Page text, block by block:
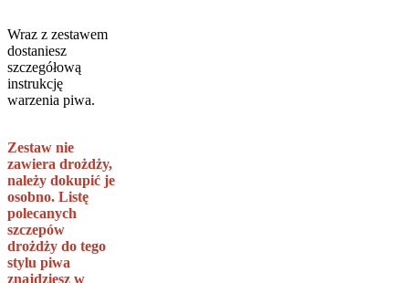
Wraz z zestawem
dostaniesz
szczegółową
instrukcję
warzenia piwa.
Zestaw nie
zawiera drożdży,
należy dokupić je
osobno. Listę
polecanych
szczepów
drożdży do tego
stylu piwa
znajdziesz w